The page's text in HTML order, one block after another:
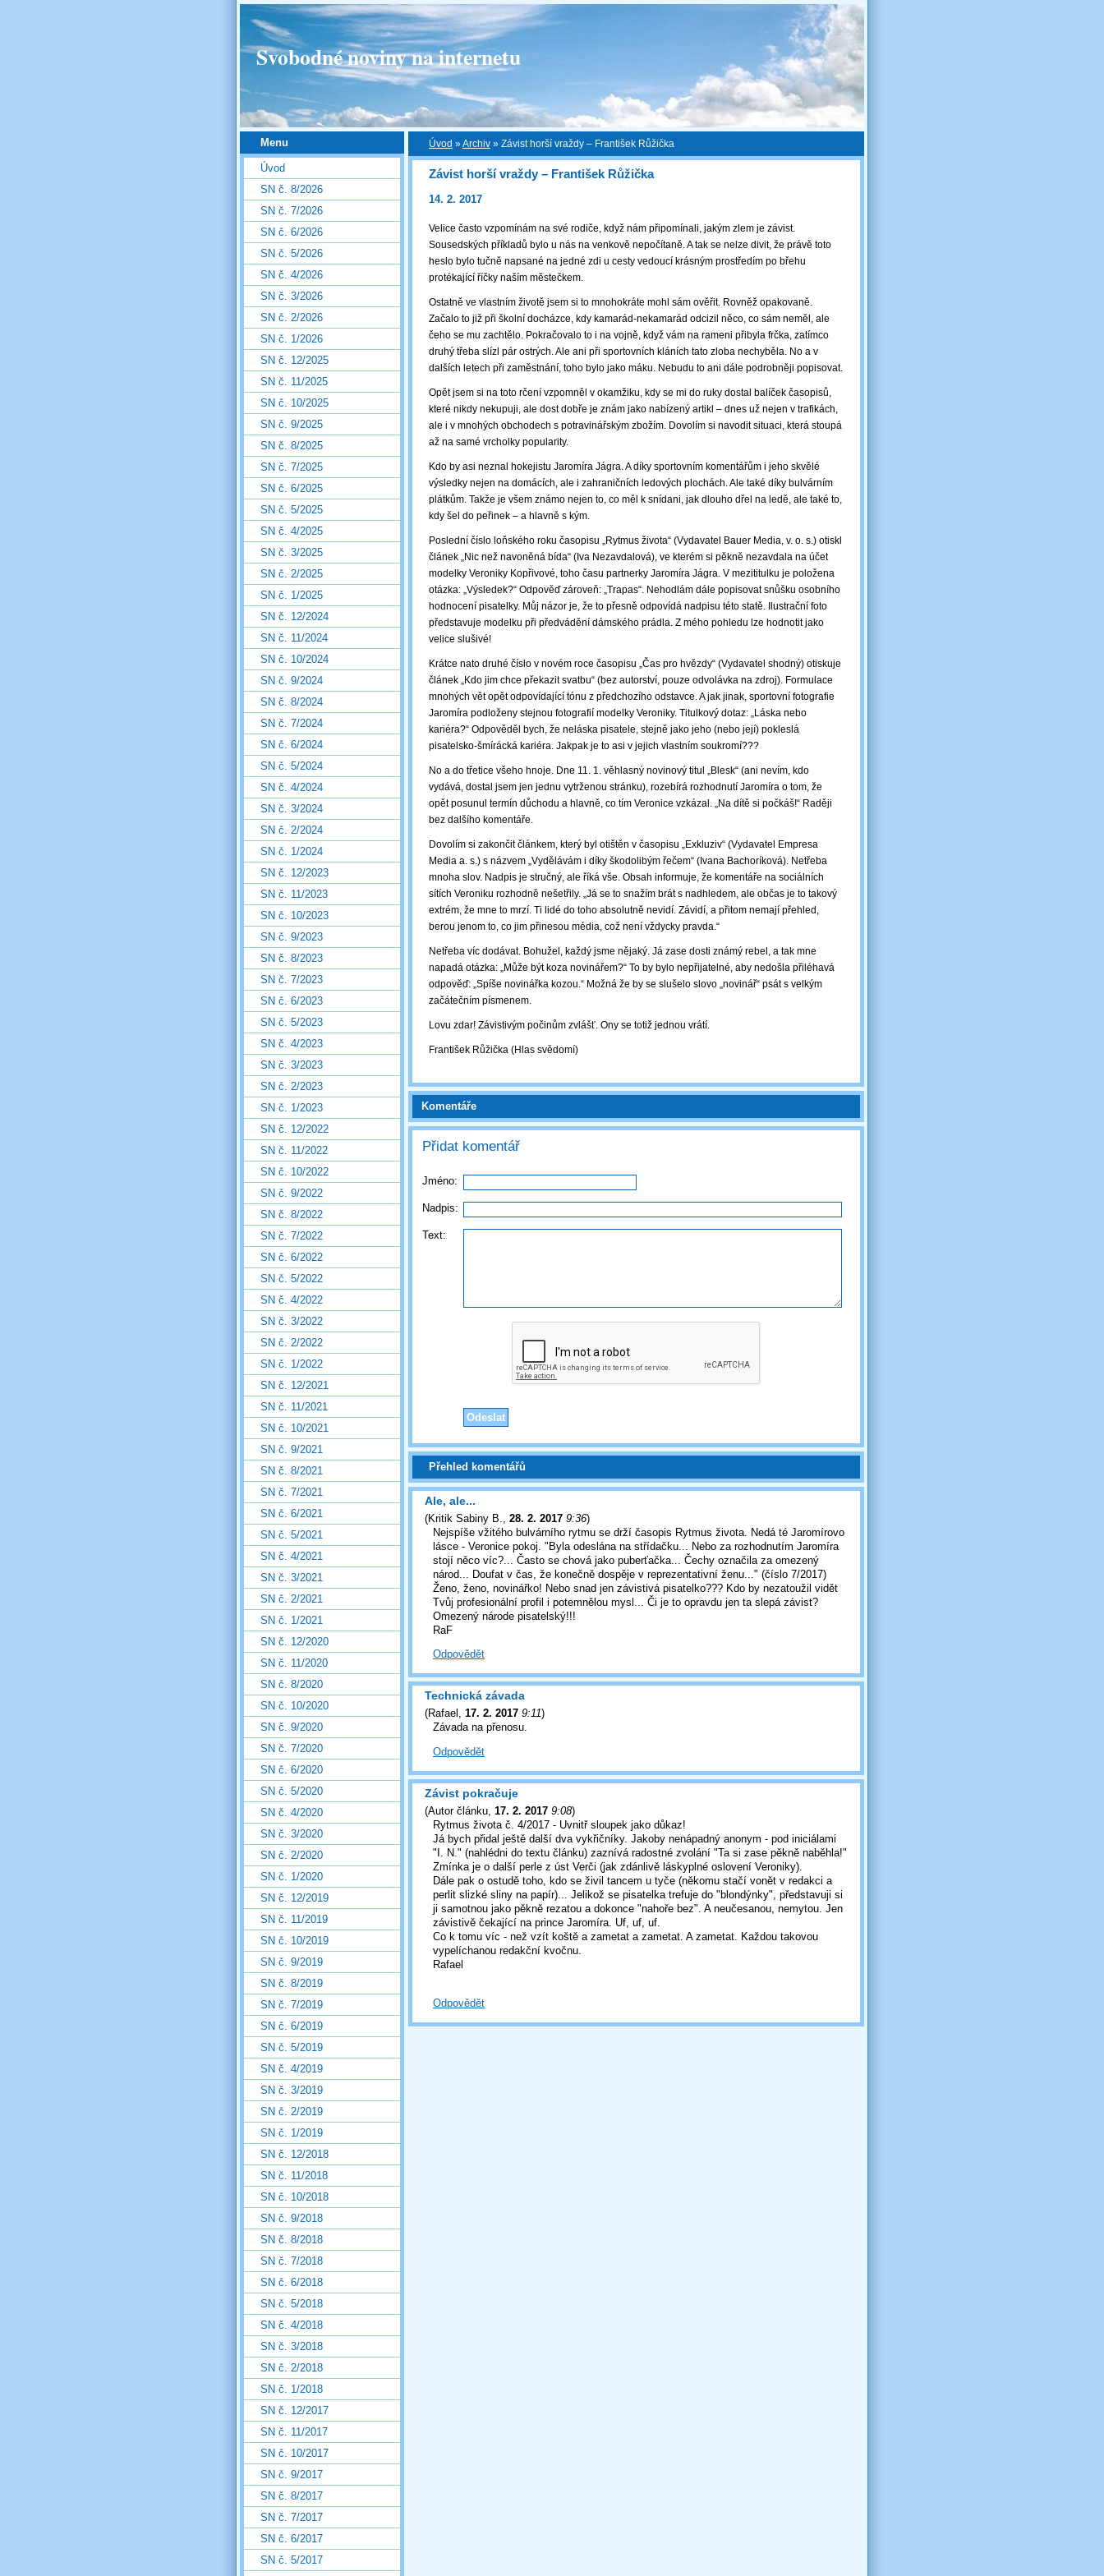
Svobodné noviny na internetu
Úvod »Archiv » Závist horší vraždy – František Růžička
Závist horší vraždy – František Růžička
14. 2. 2017
Velice často vzpomínám na své rodiče, když nám připomínali, jakým zlem je závist.
Sousedských příkladů bylo u nás na venkově nepočítaně. A tak se nelze divit, že právě toto
heslo bylo tučně napsané na jedné zdi u cesty vedoucí krásným prostředím po břehu
protékající říčky naším městečkem.
Ostatně ve vlastním životě jsem si to mnohokráte mohl sám ověřit. Rovněž opakovaně.
Začalo to již při školní docházce, kdy kamarád-nekamarád odcizil něco, co sám neměl, ale
čeho se mu zachtělo. Pokračovalo to i na vojně, když vám na rameni přibyla frčka, zatímco
druhý třeba slízl pár ostrých. Ale ani při sportovních kláních tato zloba nechyběla. No a v
dalších letech při zaměstnání, toho bylo jako máku. Nebudu to ani dále podrobněji popisovat.
Opět jsem si na toto rčení vzpomněl v okamžiku, kdy se mi do ruky dostal balíček časopisů,
které nikdy nekupuji, ale dost dobře je znám jako nabízený artikl – dnes už nejen v trafikách,
ale i v mnohých obchodech s potravinářským zbožím. Dovolím si navodit situaci, která stoupá
až na samé vrcholky popularity.
Kdo by asi neznal hokejistu Jaromíra Jágra. A díky sportovním komentářům i jeho skvělé
výsledky nejen na domácích, ale i zahraničních ledových plochách. Ale také díky bulvárním
plátkům. Takže je všem známo nejen to, co měl k snídani, jak dlouho dřel na ledě, ale také to,
kdy šel do peřinek – a hlavně s kým.
Poslední číslo loňského roku časopisu „Rytmus života“ (Vydavatel Bauer Media, v. o. s.) otiskl
článek „Nic než navoněná bída“ (Iva Nezavdalová), ve kterém si pěkně nezavdala na účet
modelky Veroniky Kopřivové, toho času partnerky Jaromíra Jágra. V mezititulku je položena
otázka: „Výsledek?“ Odpověď zároveň: „Trapas“. Nehodlám dále popisovat snůšku osobního
hodnocení pisatelky. Můj názor je, že to přesně odpovídá nadpisu této statě. Ilustrační foto
představuje modelku při předvádění dámského prádla. Z mého pohledu lze hodnotit jako
velice slušivé!
Krátce nato druhé číslo v novém roce časopisu „Čas pro hvězdy“ (Vydavatel shodný) otiskuje
článek „Kdo jim chce překazit svatbu“ (bez autorství, pouze odvolávka na zdroj). Formulace
mnohých vět opět odpovídající tónu z předchozího odstavce. A jak jinak, sportovní fotografie
Jaromíra podloženy stejnou fotografií modelky Veroniky. Titulkový dotaz: „Láska nebo
kariéra?“ Odpověděl bych, že neláska pisatele, stejně jako jeho (nebo její) pokleslá
pisatelsko-šmírácká kariéra. Jakpak je to asi v jejich vlastním soukromí???
No a do třetice všeho hnoje. Dne 11. 1. věhlasný novinový titul „Blesk“ (ani nevím, kdo
vydává, dostal jsem jen jednu vytrženou stránku), rozebírá rozhodnutí Jaromíra o tom, že
opět posunul termín důchodu a hlavně, co tím Veronice vzkázal. „Na dítě si počkáš!“ Raději
bez dalšího komentáře.
Dovolím si zakončit článkem, který byl otištěn v časopisu „Exkluziv“ (Vydavatel Empresa
Media a. s.) s názvem „Vydělávám i díky škodolibým řečem“ (Ivana Bachoríková). Netřeba
mnoha slov. Nadpis je stručný, ale říká vše. Obsah informuje, že komentáře na sociálních
sítích Veroniku rozhodně nešetřily. „Já se to snažím brát s nadhledem, ale občas je to takový
extrém, že mne to mrzí. Ti lidé do toho absolutně nevidí. Závidí, a přitom nemají přehled,
berou jenom to, co jim přinesou média, což není vždycky pravda.“
Netřeba víc dodávat. Bohužel, každý jsme nějaký. Já zase dosti známý rebel, a tak mne
napadá otázka: „Může být koza novinářem?“ To by bylo nepřijatelné, aby nedošla přiléhavá
odpověď: „Spíše novinářka kozou.“ Možná že by se slušelo slovo „novinář“ psát s velkým
začátečním písmenem.
Lovu zdar! Závistivým počinům zvlášť. Ony se totiž jednou vrátí.
František Růžička (Hlas svědomí)
Komentáře
Přidat komentář
Jméno:
Nadpis:
Text:
Přehled komentářů
Ale, ale...
(Kritik Sabiny B. 28. 2. 2017 9:36)
Nejspíše vžitého bulvárního rytmu se drží časopis Rytmus života. Nedá té Jaromírovo
lásce - Veronice pokoj. "Byla odeslána na střídačku... Nebo za rozhodnutím Jaromíra
stojí něco víc?... Často se chová jako puberťačka... Čechy označila za omezený
národ... Doufat v čas, že konečně dospěje v reprezentativní ženu..." (číslo 7/2017)
Ženo, ženo, novinářko! Nebo snad jen závistivá pisatelko??? Kdo by nezatoužil vidět
Tvůj profesionální profil i potemnělou mysl... Či je to opravdu jen ta slepá závist?
Omezený národe pisatelský!!!
RaF
Odpovědět
Technická závada
(Rafael , 17. 2. 2017 9:11)
Závada na přenosu.
Odpovědět
Závist pokračuje
(Autor článku, 17. 2. 2017 9:08)
Rytmus života č. 4/2017 - Uvnitř sloupek jako důkaz!
Já bych přidal ještě další dva vykřičníky. Jakoby nenápadný anonym - pod iniciálami
"I. N." (nahlédni do textu článku) zaznívá radostné zvolání "Ta si zase pěkně naběhla!"
Zmínka je o další perle z úst Verči (jak zdánlivě láskyplné oslovení Veroniky).
Dále pak o ostudě toho, kdo se živil tancem u tyče (někomu stačí vonět v redakci a
perlit slizké sliny na papír)... Jelikož se pisatelka trefuje do "blondýnky", představuji si
ji samotnou jako pěkně rezatou a dokonce "nahoře bez". A neučesanou, nemytou. Jen
závistivě čekající na prince Jaromíra. Uf, uf, uf.
Co k tomu víc - než vzít koště a zametat a zametat. A zametat. Každou takovou
vypelíchanou redakční kvočnu.
Rafael
Odpovědět
Menu
Úvod
SN č. 8/2026
SN č. 7/2026
SN č. 6/2026
SN č. 5/2026
SN č. 4/2026
SN č. 3/2026
SN č. 2/2026
SN č. 1/2026
SN č. 12/2025
SN č. 11/2025
SN č. 10/2025
SN č. 9/2025
SN č. 8/2025
SN č. 7/2025
SN č. 6/2025
SN č. 5/2025
SN č. 4/2025
SN č. 3/2025
SN č. 2/2025
SN č. 1/2025
SN č. 12/2024
SN č. 11/2024
SN č. 10/2024
SN č. 9/2024
SN č. 8/2024
SN č. 7/2024
SN č. 6/2024
SN č. 5/2024
SN č. 4/2024
SN č. 3/2024
SN č. 2/2024
SN č. 1/2024
SN č. 12/2023
SN č. 11/2023
SN č. 10/2023
SN č. 9/2023
SN č. 8/2023
SN č. 7/2023
SN č. 6/2023
SN č. 5/2023
SN č. 4/2023
SN č. 3/2023
SN č. 2/2023
SN č. 1/2023
SN č. 12/2022
SN č. 11/2022
SN č. 10/2022
SN č. 9/2022
SN č. 8/2022
SN č. 7/2022
SN č. 6/2022
SN č. 5/2022
SN č. 4/2022
SN č. 3/2022
SN č. 2/2022
SN č. 1/2022
SN č. 12/2021
SN č. 11/2021
SN č. 10/2021
SN č. 9/2021
SN č. 8/2021
SN č. 7/2021
SN č. 6/2021
SN č. 5/2021
SN č. 4/2021
SN č. 3/2021
SN č. 2/2021
SN č. 1/2021
SN č. 12/2020
SN č. 11/2020
SN č. 8/2020
SN č. 10/2020
SN č. 9/2020
SN č. 7/2020
SN č. 6/2020
SN č. 5/2020
SN č. 4/2020
SN č. 3/2020
SN č. 2/2020
SN č. 1/2020
SN č. 12/2019
SN č. 11/2019
SN č. 10/2019
SN č. 9/2019
SN č. 8/2019
SN č. 7/2019
SN č. 6/2019
SN č. 5/2019
SN č. 4/2019
SN č. 3/2019
SN č. 2/2019
SN č. 1/2019
SN č. 12/2018
SN č. 11/2018
SN č. 10/2018
SN č. 9/2018
SN č. 8/2018
SN č. 7/2018
SN č. 6/2018
SN č. 5/2018
SN č. 4/2018
SN č. 3/2018
SN č. 2/2018
SN č. 1/2018
SN č. 12/2017
SN č. 11/2017
SN č. 10/2017
SN č. 9/2017
SN č. 8/2017
SN č. 7/2017
SN č. 6/2017
SN č. 5/2017